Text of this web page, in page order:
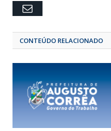
Email
CONTEÚDO RELACIONADO